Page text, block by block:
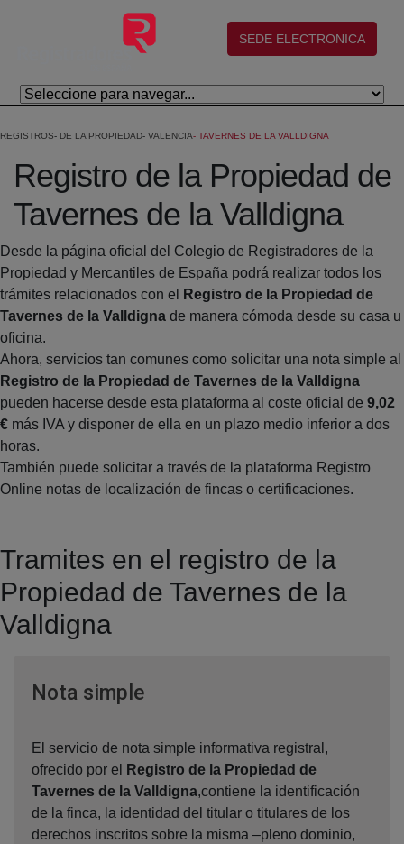
Salta al contingut principal
(abre en nueva ventana)
SEDE ELECTRONICA
REGISTROS DE LA PROPIEDAD VALENCIA TAVERNES DE LA VALLDIGNA
Registro de la Propiedad de
Tavernes de la Valldigna
Desde la página oficial del Colegio de Registradores de la
Propiedad y Mercantiles de España podrá realizar todos los
trámites relacionados con el
Registro de la Propiedad de
Tavernes de la Valldigna de manera cómoda desde su casa u
oficina.
Ahora, servicios tan comunes como solicitar una nota simple al
Registro de la Propiedad de Tavernes de la Valldigna
pueden hacerse desde esta plataforma al coste oficial de 9,02
€ más IVA y disponer de ella en un plazo medio inferior a dos
horas.
También puede solicitar a través de la plataforma Registro
Online notas de localización de fincas o certificaciones.
Tramites en el registro de la
Propiedad de Tavernes de la
Valldigna
Nota simpleVentana nueva
El servicio de nota simple informativa registral,
ofrecido por el
Registro de la Propiedad de
Tavernes de la Valldigna,contiene la identificación
de la finca, la identidad del titular o titulares de los
derechos inscritos sobre la misma –pleno dominio,